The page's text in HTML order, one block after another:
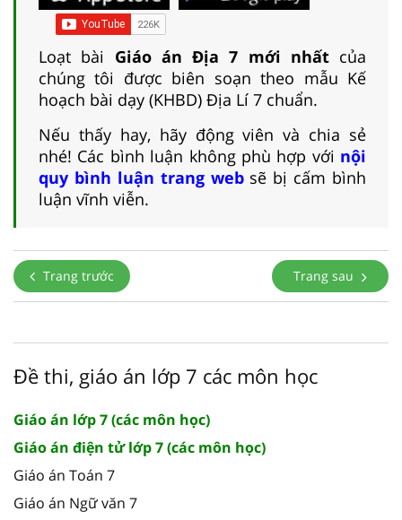
Loạt bài Giáo án Địa 7 mới nhấtcủa
chúng tôi được biên soạn theo mẫu Kế
hoạch bài dạy (KHBD) Địa Lí 7 chuẩn.
Nếu thấy hay, hãy động viên và chia sẻ
nhé! Các bình luận không phù hợp với nội
quy bình luận trang websẽ bị cấm bình
luận vĩnh viễn.
Trang trước Trang sau
Đề thi, giáo án lớp 7 các môn học
Giáo án lớp 7 (các môn học)
Giáo án điện tử lớp 7 (các môn học)
Giáo án Toán 7
Giáo án Ngữ văn 7